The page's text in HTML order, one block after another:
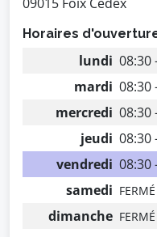
Horaires
lundi 08:30
mardi 08:30
mercredi 08:30
jeudi 08:30
vendredi 08:30
samedi FERMÉ
dimanche FERMÉ